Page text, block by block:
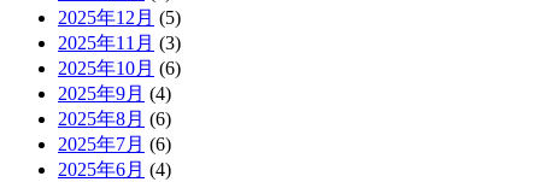
2025年12月 (5)
2025年11月 (3)
2025年10月 (6)
2025年9月 (4)
2025年8月 (6)
2025年7月 (6)
2025年6月 (4)